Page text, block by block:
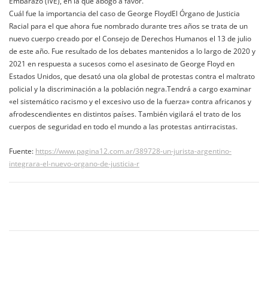
Cuál fue la importancia del caso de George FloydEl Órgano de Justicia
Racial para el que ahora fue nombrado durante tres años se trata de un
nuevo cuerpo creado por el Consejo de Derechos Humanos el 13 de julio
de este año. Fue resultado de los debates mantenidos a lo largo de 2020 y
2021 en respuesta a sucesos como el asesinato de George Floyd en
Estados Unidos, que desató una ola global de protestas contra el maltrato
policial y la discriminación a la población negra.Tendrá a cargo examinar
«el sistemático racismo y el excesivo uso de la fuerza» contra africanos y
afrodescendientes en distintos países. También vigilará el trato de los
cuerpos de seguridad en todo el mundo a las protestas antirracistas.
Fuente: https://www.pagina12.com.ar/389728-un-jurista-argentino-
integrara-el-nuevo-organo-de-justicia-r
de